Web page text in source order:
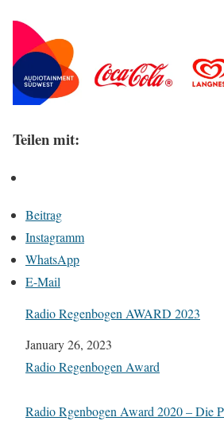
Teilen mit:
Beitrag
Instagramm
WhatsApp
E-Mail
Radio Regenbogen AWARD 2023
Datum
January 26, 2023
In Bezug auf
Radio Regenbogen Award
Radio Rgenbogen Award 2020 – Die